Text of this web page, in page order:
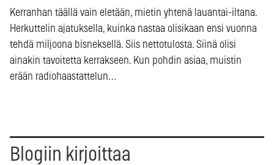
Kerranhan täällä vain eletään, mietin yhtenä lauantai-iltana.
Herkuttelin ajatuksella, kuinka nastaa olisikaan ensi vuonna
tehdä miljoona bisneksellä. Siis nettotulosta. Siinä olisi
ainakin tavoitetta kerrakseen. Kun pohdin asiaa, muistin
erään radiohaastattelun…
Blogiin kirjoittaa